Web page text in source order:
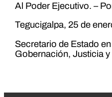
Al Poder Ejecutivo. –
Tegucigalpa, 25 de
Secretario de Estado
Gobernación, Justicia y